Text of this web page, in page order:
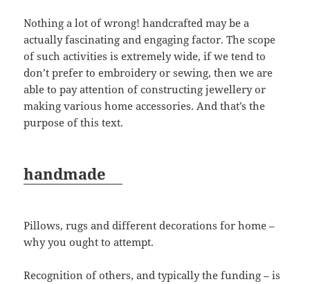
Nothing a lot of wrong! handcrafted may be a
actually fascinating and engaging factor. The scope
of such activities is extremely wide, if we tend to
don’t prefer to embroidery or sewing, then we are
able to pay attention of constructing jewellery or
making various home accessories. And that’s the
purpose of this text.
handmade
Pillows, rugs and different decorations for home –
why you ought to attempt.
Recognition of others, and typically the funding – is